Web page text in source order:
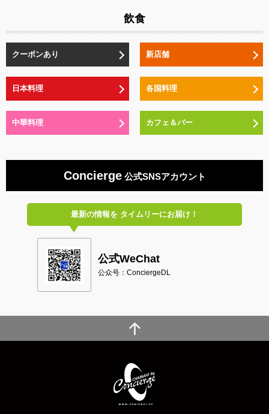
飲食
クーポンあり 新店舗
日本料理 各国料理
中華料理 カフェ＆バー
Concierge公式SNSアカウント
最新の情報をタイムリーにお届け！
公式WeChat
公众号：ConciergeDL